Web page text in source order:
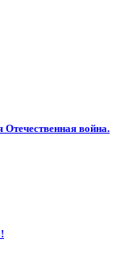
Отечественная война.